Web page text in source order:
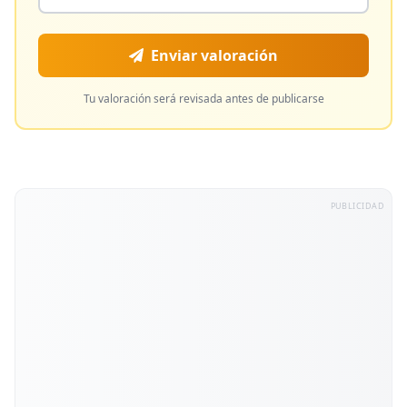
Enviar valoración
Tu valoración será revisada antes de publicarse
PUBLICIDAD